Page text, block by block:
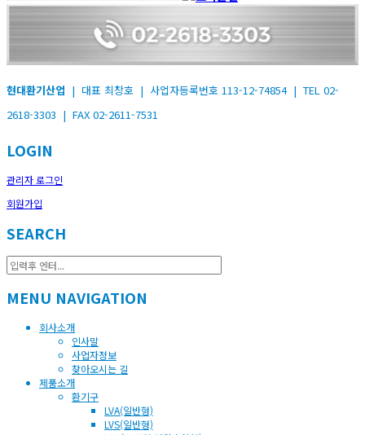
현대환기산업 | 대표 최창호 | 사업자등록번호 113-12-74854 | TEL 02-
2618-3303 | FAX 02-2611-7531
LOGIN
관리자 로그인
회원가입
SEARCH
MENU NAVIGATION
회사소개
인사말
사업자정보
찾아오시는 길
제품소개
환기구
LVA(일반형)
LVS(일반형)